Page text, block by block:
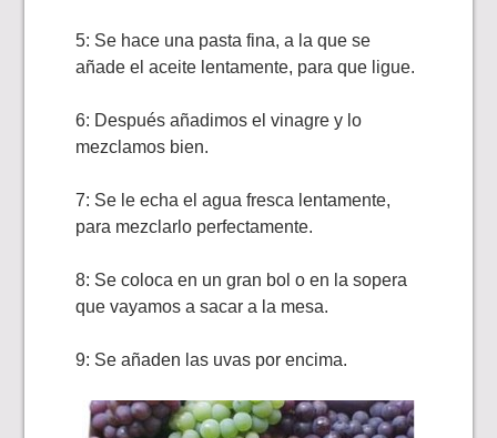
5: Se hace una pasta fina, a la que se
añade el aceite lentamente, para que ligue.
6: Después añadimos el vinagre y lo
mezclamos bien.
7: Se le echa el agua fresca lentamente,
para mezclarlo perfectamente.
8: Se coloca en un gran bol o en la sopera
que vayamos a sacar a la mesa.
9: Se añaden las uvas por encima.